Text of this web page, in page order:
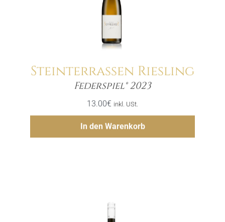
Steinterrassen Riesling
Federspiel® 2023
13.00€ inkl. USt.
In den Warenkorb
Menge
Hinzufügen